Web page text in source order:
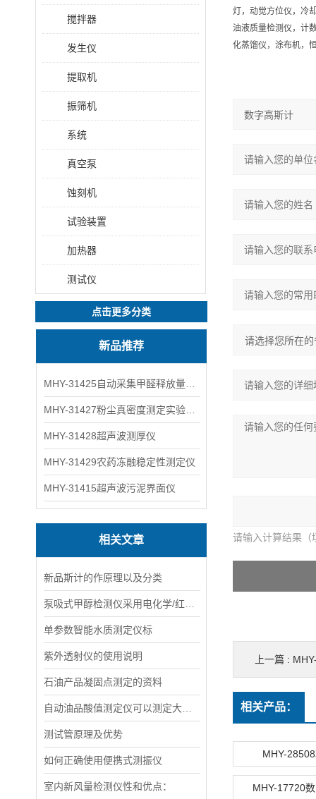
搅拌器
发生仪
提取机
振筛机
系统
真空泵
蚀刻机
试验装置
加热器
测试仪
点击更多分类
新品推荐
MHY-31428超声波测厚仪
MHY-31429农药冻融稳定性测定仪
MHY-31415超声波污泥界面仪
相关文章
新品斯计的作原理以及分类
单参数智能水质测定仪标
紫外透射仪的使用说明
石油产品凝固点测定的资料
测试管原理及优势
如何正确使用便携式测振仪
室内新风量检测仪性和优点：
灯，动觉方位仪，冷
油液质量检测仪，计
化蒸馏仪，涂布机，
请输入计算结果（
上一篇 :
相关产品：
MHY-
MHY-17720